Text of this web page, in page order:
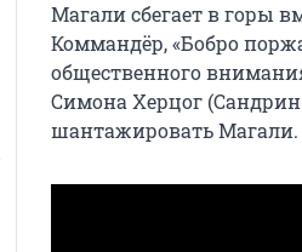
Магали сбегает в горы
Коммандёр, «Бобро
общественного
Симона Херцог
шантажировать Магали.